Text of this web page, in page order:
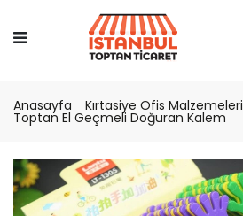
Anasayfa Kırtasiye Ofis Malzemeleri
Toptan El Geçmeli Doğuran Kalem